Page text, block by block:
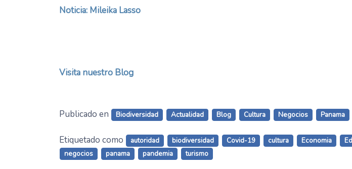
Noticia: Mileika Lasso
Visita nuestro Blog
Publicado en Biodiversidad Actualidad Blog Cultura Negocios Panama
Etiquetado como autoridad biodiversidad Covid-19 cultura Economia
negocios
panama pandemia turismo